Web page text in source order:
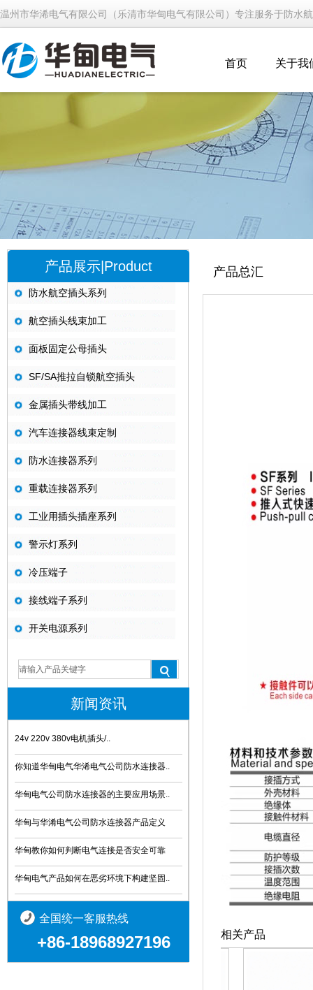
温州市华浠电气有限公司（乐清市华甸电气有限公司）专注服务于防水
首页 关于我
产品展示|Product
防水航空插头系列
航空插头线束加工
面板固定公母插头
SF/SA推拉自锁航空插头
金属插头带线加工
汽车连接器线束定制
防水连接器系列
重载连接器系列
工业用插头插座系列
警示灯系列
冷压端子
接线端子系列
开关电源系列
新闻资讯
24v 220v 380v电机插头/..
你知道华甸电气华浠电气公司防水连接器..
华甸电气公司防水连接器的主要应用场景..
华甸与华淆电气公司防水连接器产品定义
华甸教你如何判断电气连接是否安全可靠
华甸电气产品如何在恶劣环境下构建坚固..
全国统一客服热线
+86-18968927196
产品总汇
相关产品